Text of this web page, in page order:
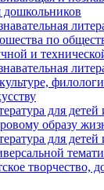
дошкольников
по
и
для
образу
для
творчество,